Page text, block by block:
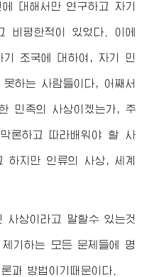
대해서만 연구하고 자기
비평한적이 있었다. 이에
조국에 대하여, 자기 민
하는 사람들이다, 어째서
민족의 사상이겠는가, 주
론하고 따라배워야 할 사
하지만 인류의 사상, 세계
사상이라고 말할수 있는것
기하는 모든 문제들에 명
과 방법이기때문이다.